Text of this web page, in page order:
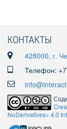
КОНТАКТЫ
428000, г.
Телефон:
NoDerivatives» 4.0